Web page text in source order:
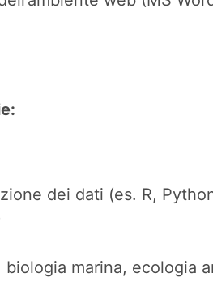
dei dati (es. R,
marina, ecologia